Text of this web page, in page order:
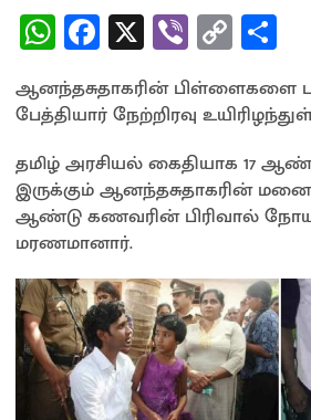
W
h
at
sA
p
p
Fa
ce
b
o
o
k
X Vi
b
er
C
o
py
Li
n
k
ar
e
ஆனந்தசுதாகரின் பிள்ளைகளை
பேத்தியார் நேற்றிரவு
தமிழ் அரசியல் கைதியாக 17
இருக்கும் ஆனந்தசுதாகரின்
ஆண்டு கணவரின் பிரிவால்
மரணமானார்.